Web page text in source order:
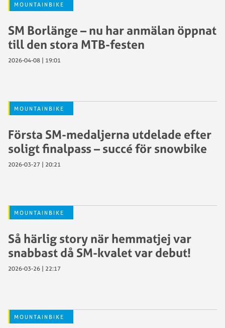
MOUNTAINBIKE
SM Borlänge – nu har anmälan öppnat
till den stora MTB-festen
2026-04-08 | 19:01
MOUNTAINBIKE
Första SM-medaljerna utdelade efter
soligt finalpass – succé för snowbike
2026-03-27 | 20:21
MOUNTAINBIKE
Så härlig story när hemmatjej var
snabbast då SM-kvalet var debut!
2026-03-26 | 22:17
MOUNTAINBIKE